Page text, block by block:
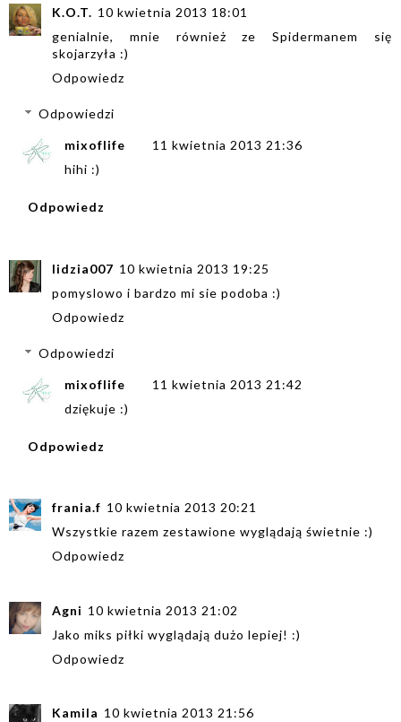
K.O.T. 10 kwietnia 2013 18:01
genialnie, mnie również ze Spidermanem się
skojarzyła :)
Odpowiedz
Odpowiedzi
mixoflife
11 kwietnia 2013 21:36
hihi :)
Odpowiedz
lidzia007 10 kwietnia 2013 19:25
pomyslowo i bardzo mi sie podoba :)
Odpowiedz
Odpowiedzi
mixoflife
11 kwietnia 2013 21:42
dziękuje :)
Odpowiedz
frania.f 10 kwietnia 2013 20:21
Wszystkie razem zestawione wyglądają świetnie :)
Odpowiedz
Agni 10 kwietnia 2013 21:02
Jako miks piłki wyglądają dużo lepiej! :)
Odpowiedz
Kamila 10 kwietnia 2013 21:56